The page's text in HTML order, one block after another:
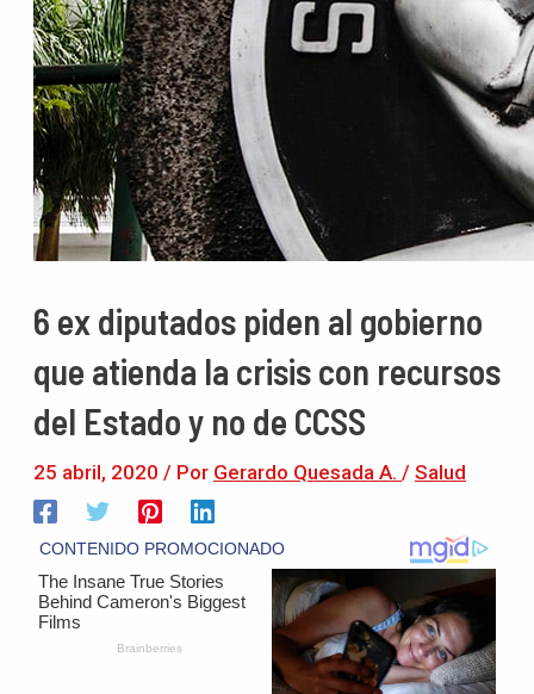
6 ex diputados piden al gobierno
que atienda la crisis con recursos
del Estado y no de CCSS
25 abril, 2020 / Por Gerardo Quesada A. / Salud